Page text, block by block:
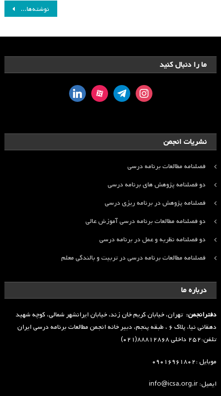
نوشته‌های کهنه‌تر
ما را دنبال کنید
instagram
telegram
aparat
linkedin
نشریات انجمن
فصلنامه مطالعات برنامه درسی
دو فصلنامه پژوهش های برنامه درسی
فصلنامه پژوهش در برنامه ریزی درسی
دو فصلنامه مطالعات برنامه درسی آموزش عالی
دو فصلنامه نظریه و عمل در برنامه درسی
فصلنامه مطالعات برنامه درسی در تربیت و بالندگی معلم
درباره ما
دفترانجمن: تهران، خیابان کریم خان زند، خیابان ایرانشهر شمالی، کوچه شهید
دهقانی نیا، پلاک ۶ ، طبقه پنجم، دبیر خانه انجمن مطالعات برنامه درسی ایران
تلفن:۲۵۲ داخلی ۸۸۸۱۲۸۶۸(۰۲۱)
موبایل :۰۹۰۱۶۹۶۱۸۰۲
ایمیل: info@icsa.org.ir